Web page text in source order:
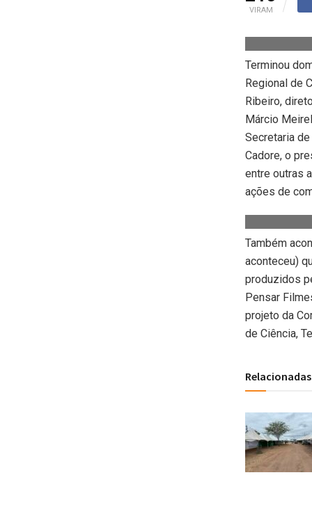
VIRAM
Terminou
Regional de
Ribeiro,
Márcio
Secretaria
Cadore, o
entre outras
ações de
Também
aconteceu)
produzidos
Pensar
projeto da
de Ciência,
Relacionadas